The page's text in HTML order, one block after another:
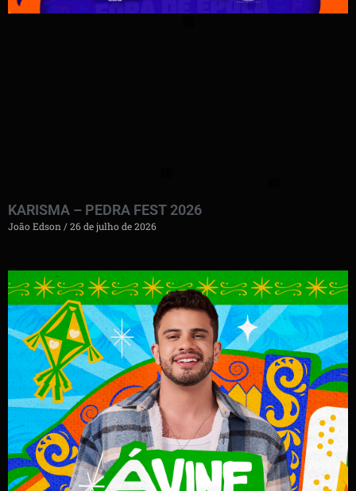
KARISMA – PEDRA FEST 2026
João Edson 26 de julho de 2026